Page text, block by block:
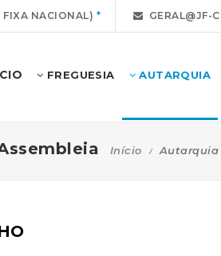
NACIONAL) GERAL@JF-
FREGUESIA AUTARQUIA
Início Autarquia